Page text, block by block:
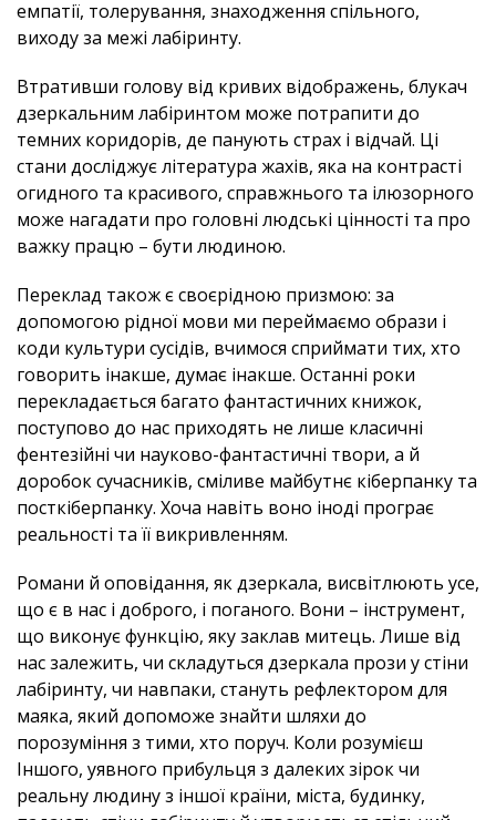
емпатії, толерування, знаходження спільного,
виходу за межі лабіринту.
Втративши голову від кривих відображень, блукач
дзеркальним лабіринтом може потрапити до
темних коридорів, де панують страх і відчай. Ці
стани досліджує література жахів, яка на контрасті
огидного та красивого, справжнього та ілюзорного
може нагадати про головні людські цінності та про
важку працю – бути людиною.
Переклад також є своєрідною призмою: за
допомогою рідної мови ми переймаємо образи і
коди культури сусідів, вчимося сприймати тих, хто
говорить інакше, думає інакше. Останні роки
перекладається багато фантастичних книжок,
поступово до нас приходять не лише класичні
фентезійні чи науково-фантастичні твори, а й
доробок сучасників, сміливе майбутнє кіберпанку та
посткіберпанку. Хоча навіть воно іноді програє
реальності та її викривленням.
Романи й оповідання, як дзеркала, висвітлюють усе,
що є в нас і доброго, і поганого. Вони – інструмент,
що виконує функцію, яку заклав митець. Лише від
нас залежить, чи складуться дзеркала прози у стіни
лабіринту, чи навпаки, стануть рефлектором для
маяка, який допоможе знайти шляхи до
порозуміння з тими, хто поруч. Коли розумієш
Іншого, уявного прибульця з далеких зірок чи
реальну людину з іншої країни, міста, будинку,